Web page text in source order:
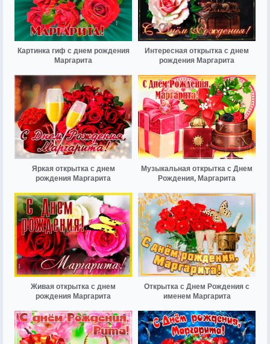
Картинка гиф с днем рождения
Маргарита
Интересная открытка с днем
рождения Маргарита
Яркая открытка с днем
рождения Маргарита
Музыкальная открытка с Днем
Рождения, Маргарита
Живая открытка с днем
рождения Маргарита
Открытка с Днем Рождения с
именем Маргарита